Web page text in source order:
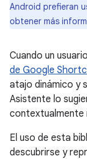
Android prefieran
obtener más
Cuando un
de Google
atajo dinámico y
Asistente lo
contextualmente
El uso de esta
descubrirse y